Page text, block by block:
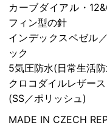
カーブダイアル・
フィン型の針
インデックスベゼル
ック
5気圧防水(日常生活
クロコダイルレザー
(SS／ポリッシュ)
MADE IN CZECH